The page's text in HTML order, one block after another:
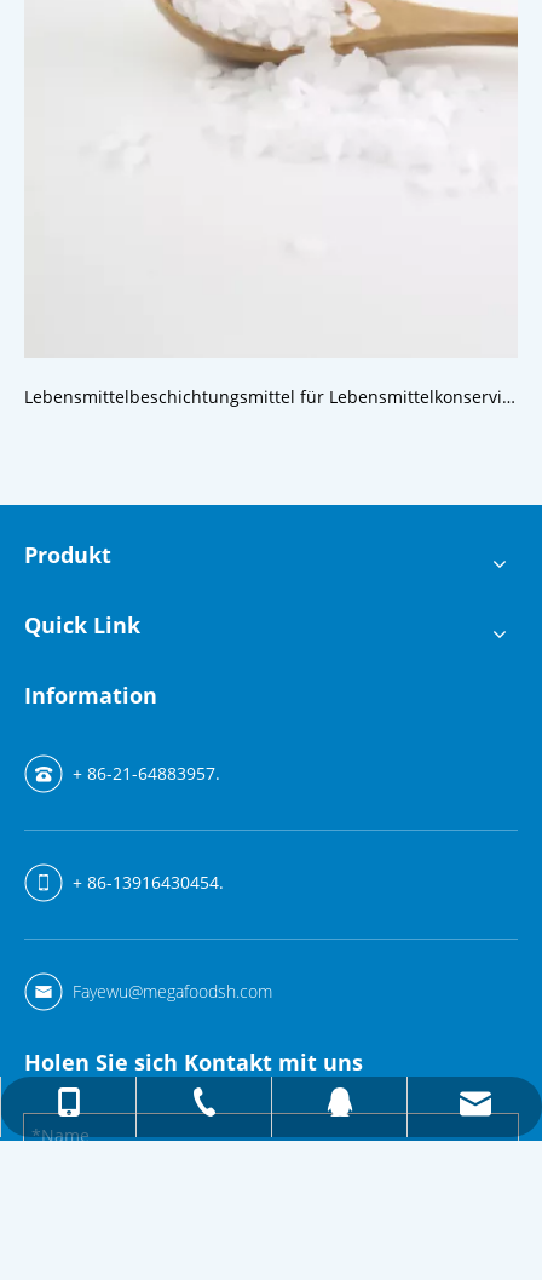
Lebensmittelbeschichtungsmittel für Lebensmittelkonservierung
Produkt
Quick Link
Information
+ 86-21-64883957.
+ 86-13916430454.
Fayewu@megafoodsh.com
+ 86-13916430454.
+ 86-21-64883957.
Fayewu@megafoodsh.com
Holen Sie sich Kontakt mit uns